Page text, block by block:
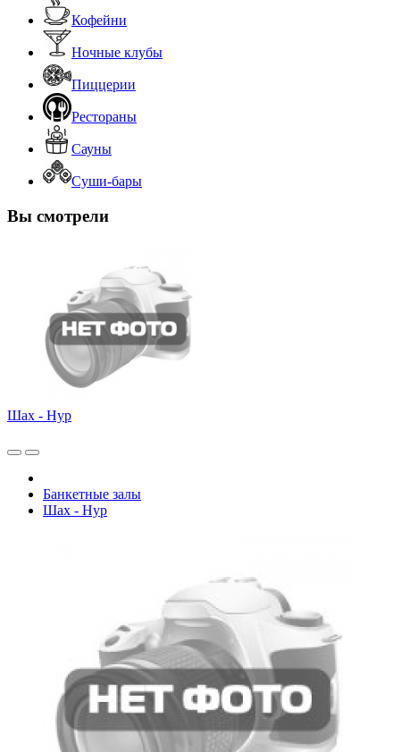
Кофейни
Ночные клубы
Пиццерии
Рестораны
Сауны
Суши-бары
Вы смотрели
Шах - Нур
Банкетные залы
Шах - Нур